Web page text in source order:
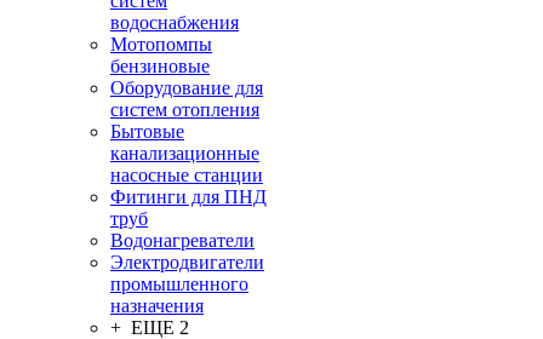
водоснабжения
Мотопомпы
бензиновые
Оборудование для
систем отопления
Бытовые
канализационные
насосные станции
Фитинги для ПНД
труб
Водонагреватели
Электродвигатели
промышленного
назначения
+ ЕЩЕ 2